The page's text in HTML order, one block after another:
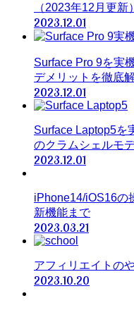
（2023年12月更新）
2023.12.01
Surface Pro 9を実
デメリットを徹底
2023.12.01
Surface Laptop5を
のクラムシェルモ
2023.12.01
iPhone14/iOS16の
新機能まで
2023.03.21
アフィリエイトの
2023.10.20